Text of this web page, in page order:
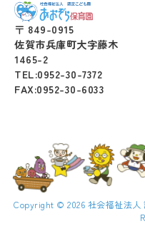
〒 849-0915
佐賀市兵庫町大字藤木
1465-2
TEL:0952-30-7372
FAX:0952-30-6033
Copyright © 2026 社会福祉法人